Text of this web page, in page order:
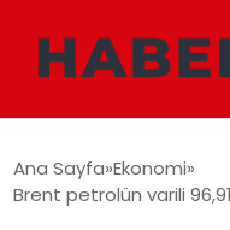
DÜNYA
Ana Sayfa Ekonomi
Brent petrolün varili